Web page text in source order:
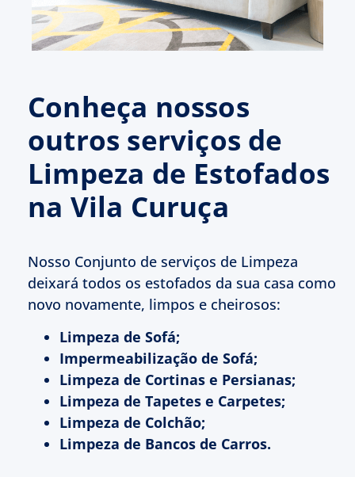
Conheça nossos
outros serviços de
Limpeza de Estofados
na Vila Curuça
Nosso Conjunto de serviços de Limpeza
deixará todos os estofados da sua casa como
novo novamente, limpos e cheirosos:
Limpeza de Sofá;
Impermeabilização de Sofá;
Limpeza de Cortinas e Persianas;
Limpeza de Tapetes e Carpetes;
Limpeza de Colchão;
Limpeza de Bancos de Carros.